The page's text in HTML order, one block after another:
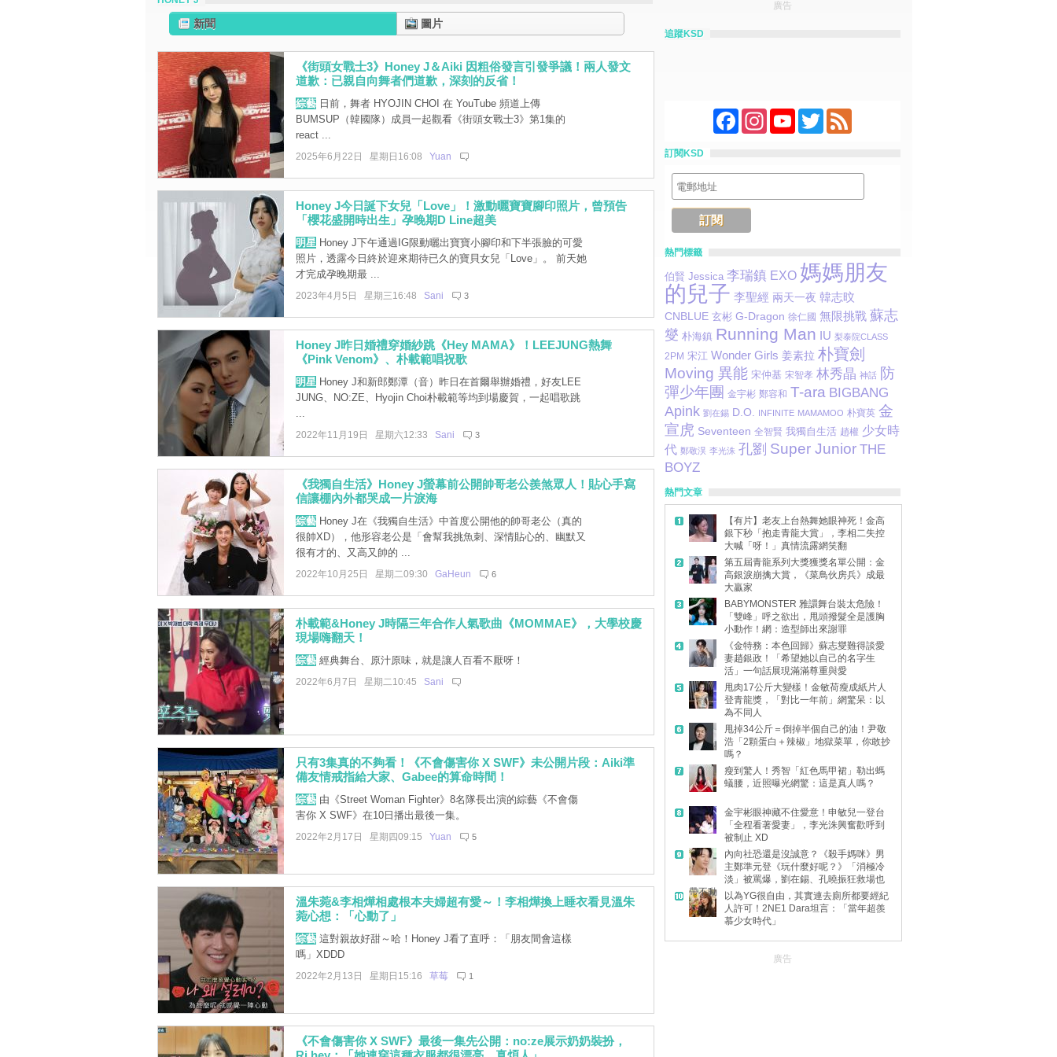
新聞 圖片
《街頭女戰士3》Honey J＆Aiki 因粗俗發言引發爭議！兩人發文
道歉：已親自向舞者們道歉，深刻的反省！
綜藝日前，舞者 HYOJIN CHOI 在 YouTube 頻道上傳
BUMSUP（韓國隊）成員一起觀看《街頭女戰士3》第1集的
react ...
2025年6月22日 星期日16:08 Yuan
Honey J今日誕下女兒「Love」！激動曬寶寶腳印照片，曾預告
「櫻花盛開時出生」孕晚期D Line超美
明星Honey J下午通過IG限動曬出寶寶小腳印和下半張臉的可愛
照片，透露今日終於迎來期待已久的寶貝女兒「Love」。 前天她
才完成孕晚期最 ...
2023年4月5日 星期三16:48 Sani 3
Honey J昨日婚禮穿婚紗跳《Hey MAMA》！LEEJUNG熱舞
《Pink Venom》、朴載範唱祝歌
明星Honey J和新郎鄭潭（音）昨日在首爾舉辦婚禮，好友LEE
JUNG、NO:ZE、Hyojin Choi朴載範等均到場慶賀，一起唱歌跳
...
2022年11月19日 星期六12:33 Sani 3
《我獨自生活》Honey J螢幕前公開帥哥老公羨煞眾人！貼心手寫
信讓棚內外都哭成一片淚海
綜藝Honey J在《我獨自生活》中首度公開他的帥哥老公（真的
很帥XD），他形容老公是「會幫我挑魚刺、深情貼心的、幽默又
很有才的、又高又帥的 ...
2022年10月25日 星期二09:30 GaHeun 6
朴載範&Honey J時隔三年合作人氣歌曲《MOMMAE》，大學校慶
現場嗨翻天！
綜藝經典舞台、原汁原味，就是讓人百看不厭呀！
2022年6月7日 星期二10:45 Sani
只有3集真的不夠看！《不會傷害你 X SWF》未公開片段：Aiki準
備友情戒指給大家、Gabee的算命時間！
綜藝由《Street Woman Fighter》8名隊長出演的綜藝《不會傷
害你 X SWF》在10日播出最後一集。
2022年2月17日 星期四09:15 Yuan 5
溫朱菀&李相燁相處根本夫婦超有愛～！李相燁換上睡衣看見溫朱
菀心想：「心動了」
綜藝這對親故好甜～哈！Honey J看了直呼：「朋友間會這樣
嗎」XDDD
2022年2月13日 星期日15:16 草莓 1
《不會傷害你 X SWF》最後一集先公開：no:ze展示奶奶裝扮，
廣告
追蹤KSD
FacebookInstagramYouTubeTwitterFeed
訂閱KSD
熱門標籤
伯賢 Jessica 李瑞鎮 EXO 媽媽朋友
的兒子 李聖經 兩天一夜 韓志旼
CNBLUE 玄彬 G-Dragon 徐仁國 無限挑戰 蘇志
燮 朴海鎮 Running Man IU 梨泰院CLASS
2PM 宋江 Wonder Girls 姜素拉 朴寶劍
Moving 異能 宋仲基 宋智孝 林秀晶 神話
防
彈少年團 金宇彬 鄭容和 T-ara BIGBANG
Apink 劉在錫 D.O. INFINITE MAMAMOO 朴寶英 金
宣虎 Seventeen 全智賢 我獨自生活 趙權 少女時
代 鄭敬淏 李光洙 孔劉 Super Junior THE
BOYZ
熱門文章
【有片】老友上台熱舞她眼神死！金高
銀下秒「抱走青龍大賞」，李相二失控
大喊「呀！」真情流露網笑翻
第五屆青龍系列大獎獲獎名單公開：金
高銀淚崩擒大賞，《菜鳥伙房兵》成最
大贏家
BABYMONSTER 雅譞舞台裝太危險！
「雙峰」呼之欲出，甩頭撥髮全是護胸
小動作！網：造型師出來謝罪
《金特務：本色回歸》蘇志燮難得談愛
妻趙銀政！「希望她以自己的名字生
活」一句話展現滿滿尊重與愛
甩肉17公斤大變樣！金敏荷瘦成紙片人
登青龍獎，「對比一年前」網驚呆：以
為不同人
甩掉34公斤＝倒掉半個自己的油！尹敬
浩「2顆蛋白＋辣椒」地獄菜單，你敢抄
嗎？
瘦到驚人！秀智「紅色馬甲裙」勒出螞
蟻腰，近照曝光網驚：這是真人嗎？
金宇彬眼神藏不住愛意！申敏兒一登台
「全程看著愛妻」，李光洙興奮歡呼到
被制止 XD
內向社恐還是沒誠意？《殺手媽咪》男
主鄭準元登《玩什麼好呢？》「消極冷
淡」被罵爆，劉在錫、孔曉振狂救場也
帶不動
以為YG很自由，其實連去廁所都要經紀
人許可！2NE1 Dara坦言：「當年超羨
慕少女時代」
廣告